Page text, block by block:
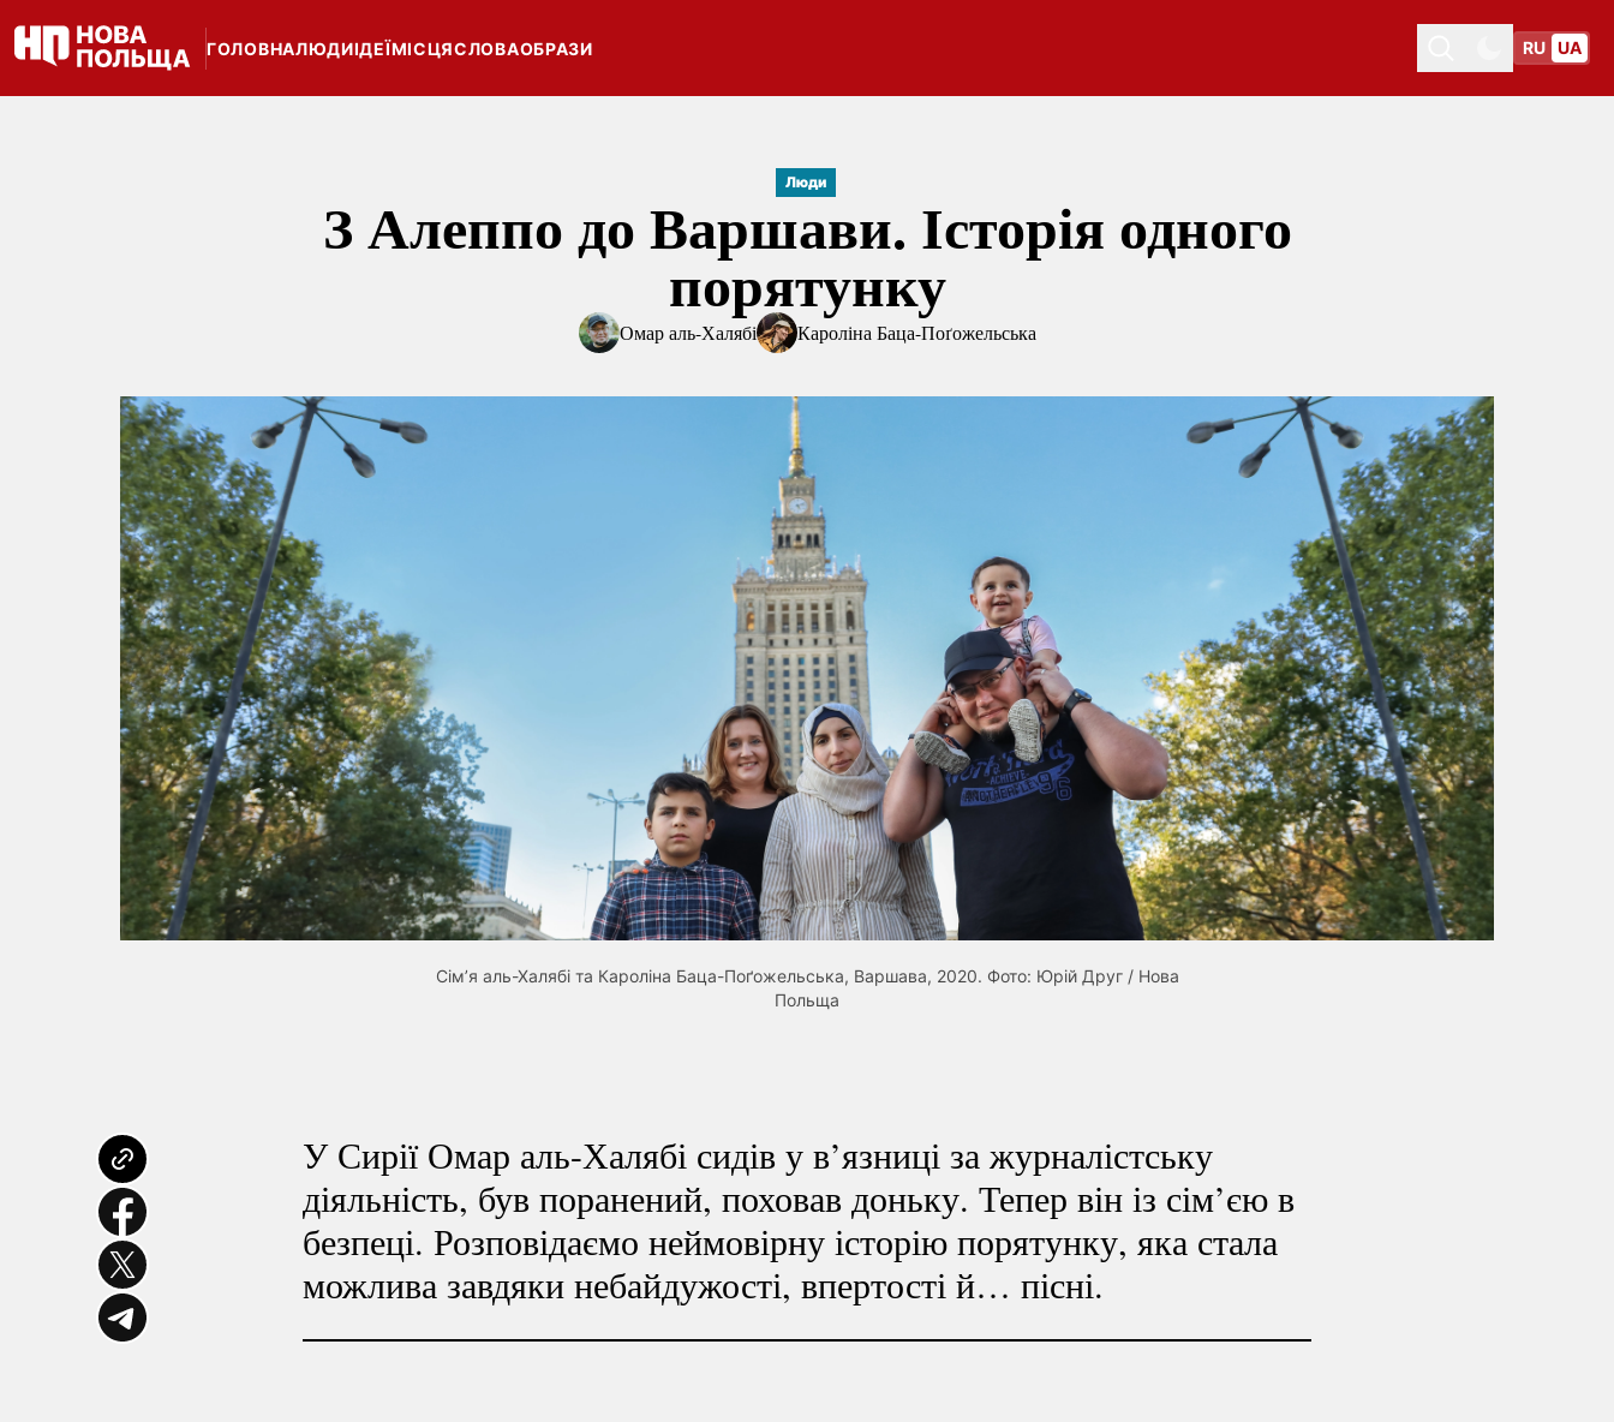
ГОЛОВНАЛЮДИІДЕЇМІСЦЯСЛОВАОБРАЗИ
Toggle themeToggle theme
RU UA
Люди
З Алеппо до Варшави. Історія одного
порятунку
Омар аль-Халябі Кароліна Баца-Поґожельська
Cім’я аль-Халябі та Кароліна Баца-Поґожельська, Варшава, 2020. Фото: Юрій Друг / Нова
Польща
У Сирії Омар аль-Халябі сидів у в’язниці за журналістську
діяльність, був поранений, поховав доньку. Тепер він із сім’єю в
безпеці. Розповідаємо неймовірну історію порятунку, яка стала
можлива завдяки небайдужості, впертості й… пісні.